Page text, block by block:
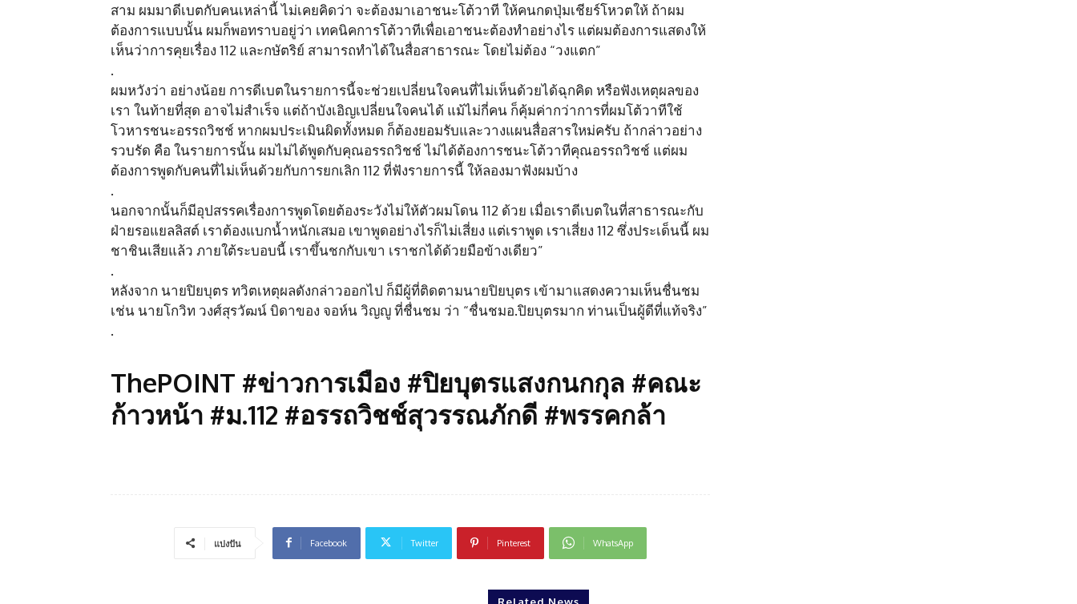
สาม ผมมาดีเบตกับคนเหล่านี้ ไม่เคยคิดว่า จะต้องมาเอาชนะโต้วาที ให้คนกดปุ่มเชียร์โหวตให้ ถ้าผม
ต้องการแบบนั้น ผมก็พอทราบอยู่ว่า เทคนิคการโต้วาทีเพื่อเอาชนะต้องทำอย่างไร แต่ผมต้องการแสดงให้
เห็นว่าการคุยเรื่อง 112 และกษัตริย์ สามารถทำได้ในสื่อสาธารณะ โดยไม่ต้อง “วงแตก”
.
ผมหวังว่า อย่างน้อย การดีเบตในรายการนี้จะช่วยเปลี่ยนใจคนที่ไม่เห็นด้วยได้ฉุกคิด หรือฟังเหตุผลของ
เรา ในท้ายที่สุด อาจไม่สำเร็จ แต่ถ้าบังเอิญเปลี่ยนใจคนได้ แม้ไม่กี่คน ก็คุ้มค่ากว่าการที่ผมโต้วาทีใช้
โวหารชนะอรรถวิชช์ หากผมประเมินผิดทั้งหมด ก็ต้องยอมรับและวางแผนสื่อสารใหม่ครับ ถ้ากล่าวอย่าง
รวบรัด คือ ในรายการนั้น ผมไม่ได้พูดกับคุณอรรถวิชช์ ไม่ได้ต้องการชนะโต้วาทีคุณอรรถวิชช์ แต่ผม
ต้องการพูดกับคนที่ไม่เห็นด้วยกับการยกเลิก 112 ที่ฟังรายการนี้ ให้ลองมาฟังผมบ้าง
.
นอกจากนั้นก็มีอุปสรรคเรื่องการพูดโดยต้องระวังไม่ให้ตัวผมโดน 112 ด้วย เมื่อเราดีเบตในที่สาธารณะกับ
ฝ่ายรอแยลลิสต์ เราต้องแบกน้ำหนักเสมอ เขาพูดอย่างไรก็ไม่เสี่ยง แต่เราพูด เราเสี่ยง 112 ซึ่งประเด็นนี้ ผม
ชาชินเสียแล้ว ภายใต้ระบอบนี้ เราขึ้นชกกับเขา เราชกได้ด้วยมือข้างเดียว”
.
หลังจาก นายปิยบุตร ทวิตเหตุผลดังกล่าวออกไป ก็มีผู้ที่ติดตามนายปิยบุตร เข้ามาแสดงความเห็นชื่นชม
เช่น นายโกวิท วงศ์สุรวัฒน์ บิดาของ จอห์น วิญญู ที่ชื่นชม ว่า “ชื่นชมอ.ปิยบุตรมาก ท่านเป็นผู้ดีที่แท้จริง”
.
ThePOINT #ข่าวการเมือง #ปิยบุตรแสงกนกกุล #คณะ
ก้าวหน้า #ม.112 #อรรถวิชช์สุวรรณภักดี #พรรคกล้า
แบ่งปัน Facebook Twitter Pinterest WhatsApp
Related News